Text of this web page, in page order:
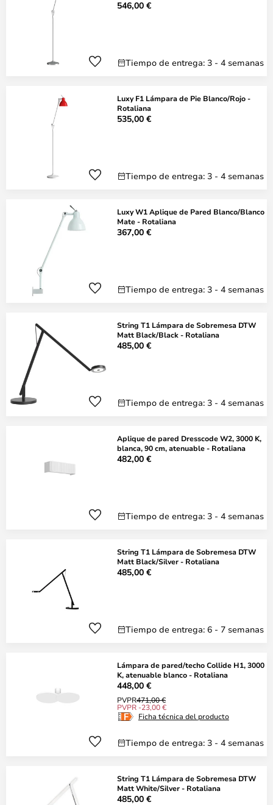
546,00 €
Tiempo de entrega: 3 - 4 semanas
Luxy F1 Lámpara de Pie Blanco/Rojo -
Rotaliana
535,00 €
Tiempo de entrega: 3 - 4 semanas
Luxy W1 Aplique de Pared Blanco/Blanco
Mate - Rotaliana
367,00 €
Tiempo de entrega: 3 - 4 semanas
String T1 Lámpara de Sobremesa DTW
Matt Black/Black - Rotaliana
485,00 €
Tiempo de entrega: 3 - 4 semanas
Aplique de pared Dresscode W2, 3000 K,
blanca, 90 cm, atenuable - Rotaliana
482,00 €
Tiempo de entrega: 3 - 4 semanas
String T1 Lámpara de Sobremesa DTW
Matt Black/Silver - Rotaliana
485,00 €
Tiempo de entrega: 6 - 7 semanas
Lámpara de pared/techo Collide H1, 3000
K, atenuable blanco - Rotaliana
448,00 €
PVPR471,00 €
PVPR -23,00 €
Ficha técnica del producto
Tiempo de entrega: 3 - 4 semanas
String T1 Lámpara de Sobremesa DTW
Matt White/Silver - Rotaliana
485,00 €